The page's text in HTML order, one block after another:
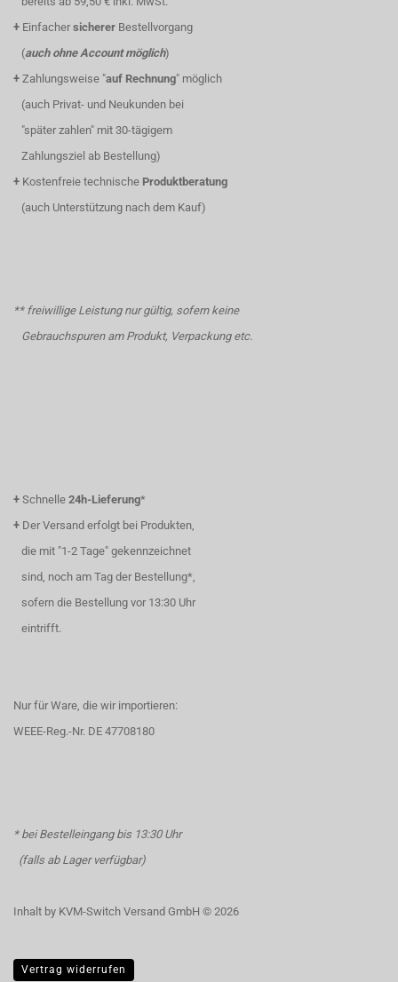
+ Einfacher sicherer Bestellvorgang
(auch ohne Account möglich)
+ Zahlungsweise "auf Rechnung" möglich
(auch Privat- und Neukunden bei
"später zahlen" mit 30-tägigem
Zahlungsziel ab Bestellung)
+ Kostenfreie technische Produktberatung
(auch Unterstützung nach dem Kauf)
** freiwillige Leistung nur gültig, sofern keine
Gebrauchspuren am Produkt, Verpackung etc.
+ Schnelle 24h-Lieferung*
+ Der Versand erfolgt bei Produkten,
die mit "1-2 Tage" gekennzeichnet
sind, noch am Tag der Bestellung*,
sofern die Bestellung vor 13:30 Uhr
eintrifft.
Nur für Ware, die wir importieren:
WEEE-Reg.-Nr. DE 47708180
* bei Bestelleingang bis 13:30 Uhr
(falls ab Lager verfügbar)
Inhalt by KVM-Switch Versand GmbH © 2026
Vertrag widerrufen